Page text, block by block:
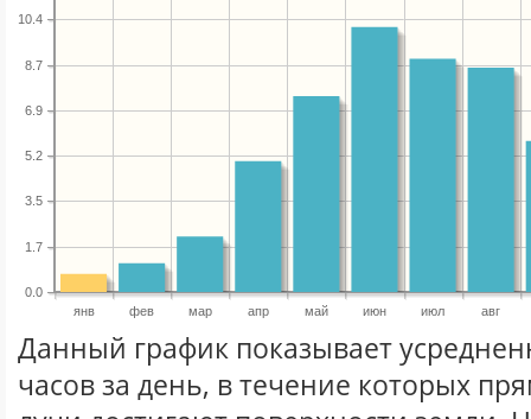
янв фев мар апр май июн июл авг
0.0
1.7
3.5
5.2
6.9
8.7
10.4
Данный график показывает
часов за день, в течение которых